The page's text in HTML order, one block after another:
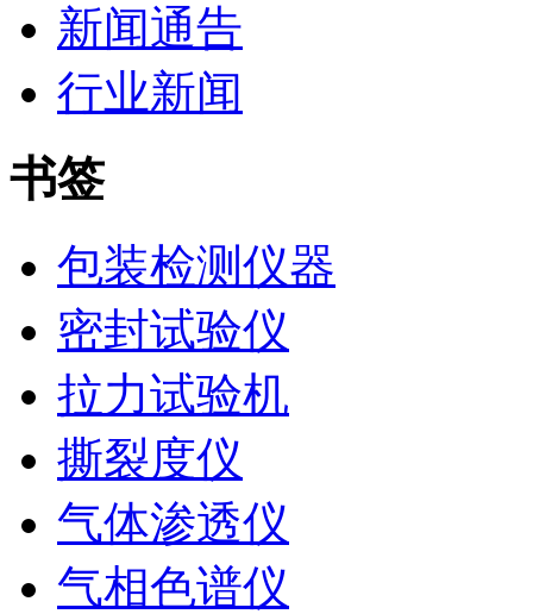
新闻通告
行业新闻
书签
包装检测仪器
密封试验仪
拉力试验机
撕裂度仪
气体渗透仪
气相色谱仪